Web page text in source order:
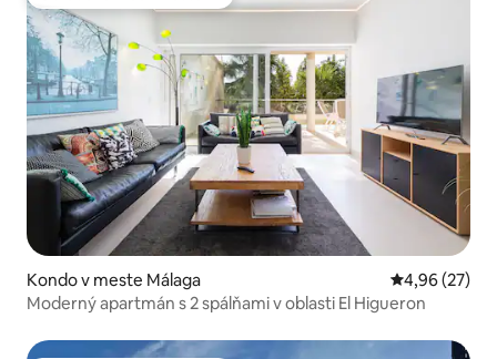
Kondo v meste Málaga Priemerné
4,96 (27)
Moderný apartmán s 2 spálňami v oblasti El Higueron